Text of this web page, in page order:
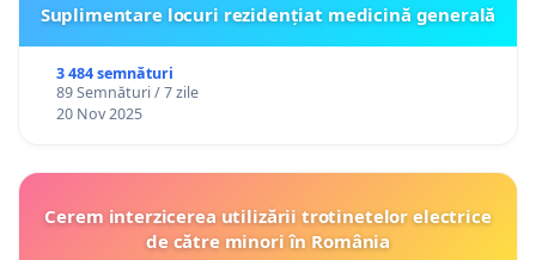
Suplimentare locuri rezidențiat medicină generală
3 484 semnături
89 Semnături / 7 zile
20 Nov 2025
Cerem interzicerea utilizării trotinetelor electrice
de către minori în România